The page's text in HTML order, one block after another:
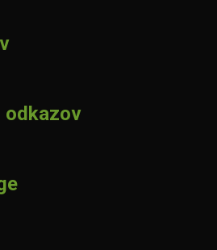
odkazov